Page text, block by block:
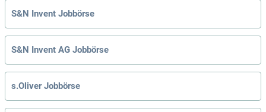
S&N Invent Jobbörse
S&N Invent AG Jobbörse
s.Oliver Jobbörse